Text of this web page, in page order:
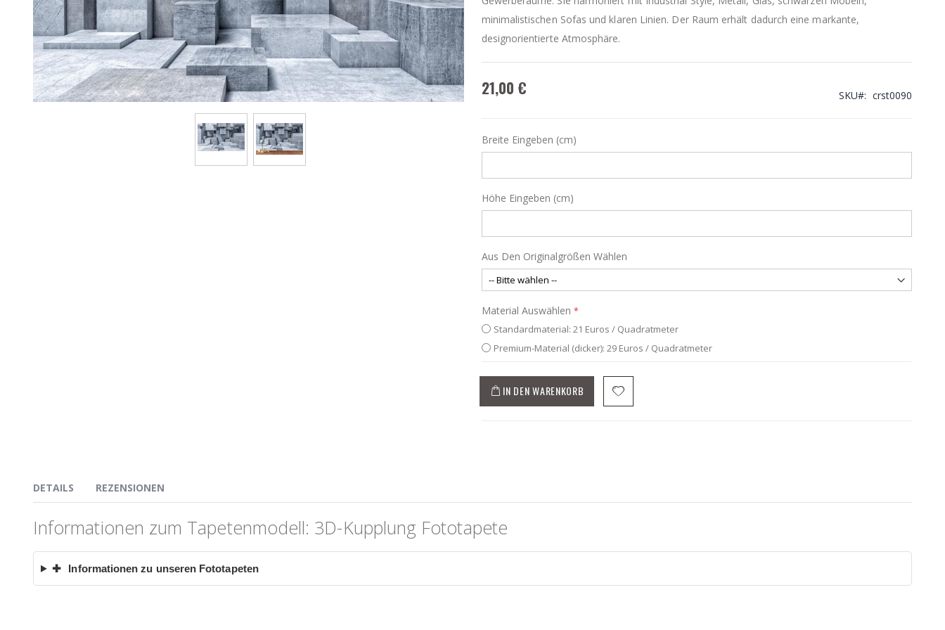
minimalistischen Sofas und klaren Linien. Der Raum erhält dadurch eine markante,
designorientierte Atmosphäre.
21,00 € SKU crst0090
Breite Eingeben (cm)
Höhe Eingeben (cm)
Aus Den Originalgrößen Wählen
Material Auswählen
Standardmaterial: 21 Euros / Quadratmeter
Premium-Material (dicker): 29 Euros / Quadratmeter
IN DEN WARENKORB
DETAILS
Informationen zum Tapetenmodell: 3D-Kupplung Fototapete
✚ Informationen zu unseren Fototapeten
REZENSIONEN